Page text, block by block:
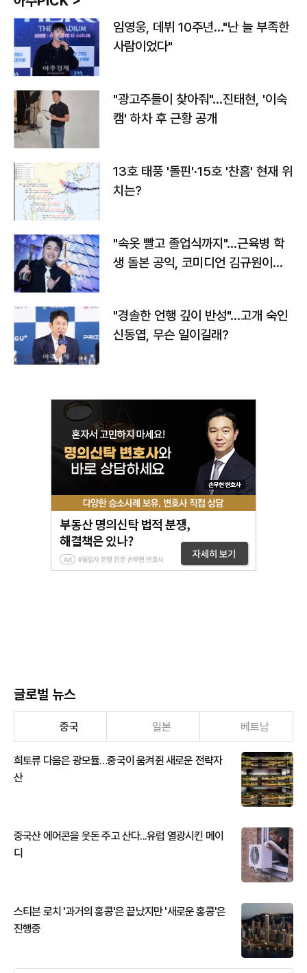
임영웅, 데뷔 10주년…"난 늘 부족한
사람이었다"
"광고주들이 찾아줘"…진태현, '이숙
캠' 하차 후 근황 공개
13호 태풍 '돌핀'·15호 '찬홈' 현재 위
치는?
"속옷 빨고 졸업식까지"…근육병 학
생 돌본 공익, 코미디언 김규원이었
"경솔한 언행 깊이 반성"…고개 숙인
신동엽, 무슨 일이길래?
글로벌 뉴스
중국 일본 베트남
희토류 다음은 광모듈…중국이 움켜쥔 새로운 전략자
산
중국산 에어콘을 웃돈 주고 산다...유럽 열광시킨 메이
디
스티븐 로치 '과거의 홍콩'은 끝났지만 '새로운 홍콩'은
진행중